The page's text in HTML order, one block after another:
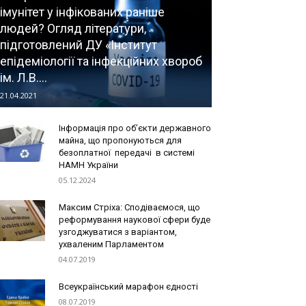
імунітет у інфікованих раніше
людей? Огляд літератури,
підготовлений ДУ «Інститут
епідеміології та інфекційних хвороб
ім. Л.В....
21.04.2021
Інформація про об’єкти державного
майна, що пропонуються для
безоплатної передачі в системі
НАМН України
05.12.2024
Максим Стріха: Сподіваємося, що
реформування наукової сфери буде
узгоджуватися з варіантом,
ухваленим Парламентом
04.07.2019
Всеукраїнський марафон єдності
08.07.2019